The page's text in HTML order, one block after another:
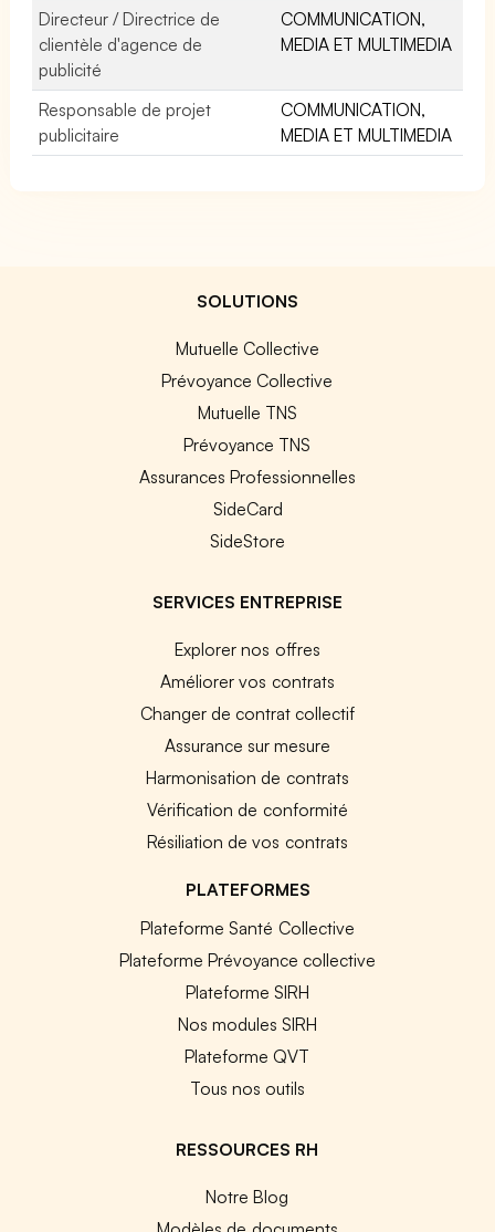
Directeur / Directrice de
clientèle d'agence de
publicité
COMMUNICATION,
MEDIA ET MULTIMEDIA
Responsable de projet
publicitaire
COMMUNICATION,
MEDIA ET MULTIMEDIA
SOLUTIONS
Mutuelle Collective
Prévoyance Collective
Mutuelle TNS
Prévoyance TNS
Assurances Professionnelles
SideCard
SideStore
SERVICES ENTREPRISE
Explorer nos offres
Améliorer vos contrats
Changer de contrat collectif
Assurance sur mesure
Harmonisation de contrats
Vérification de conformité
Résiliation de vos contrats
PLATEFORMES
Plateforme Santé Collective
Plateforme Prévoyance collective
Plateforme SIRH
Nos modules SIRH
Plateforme QVT
Tous nos outils
RESSOURCES RH
Notre Blog